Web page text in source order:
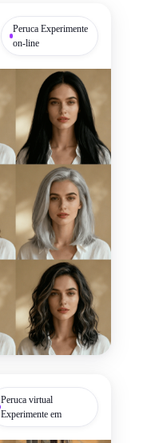
Peruca Experimente
on-line
Peruca virtual
Experimente em